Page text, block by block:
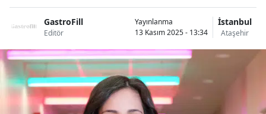
GastroFill
Editör
Yayınlanma
13 Kasım 2025 - 13:34
İstanbul
Ataşehir